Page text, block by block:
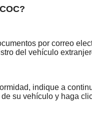
por correo
del vehículo
indique a
su vehículo y haga